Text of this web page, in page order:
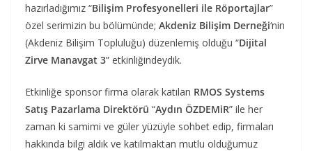
hazırladığımız “Bilişim Profesyonelleri ile Röportajlar”
özel serimizin bu bölümünde; Akdeniz Bilişim Derneği‘nin
(Akdeniz Bilişim Topluluğu) düzenlemiş olduğu “Dijital
Zirve Manavgat 3” etkinliğindeydik.
Etkinliğe sponsor firma olarak katılan RMOS Systems
Satış Pazarlama Direktörü “Aydın ÖZDEMiR” ile her
zaman ki samimi ve güler yüzüyle sohbet edip, firmaları
hakkında bilgi aldık ve katılmaktan mutlu olduğumuz